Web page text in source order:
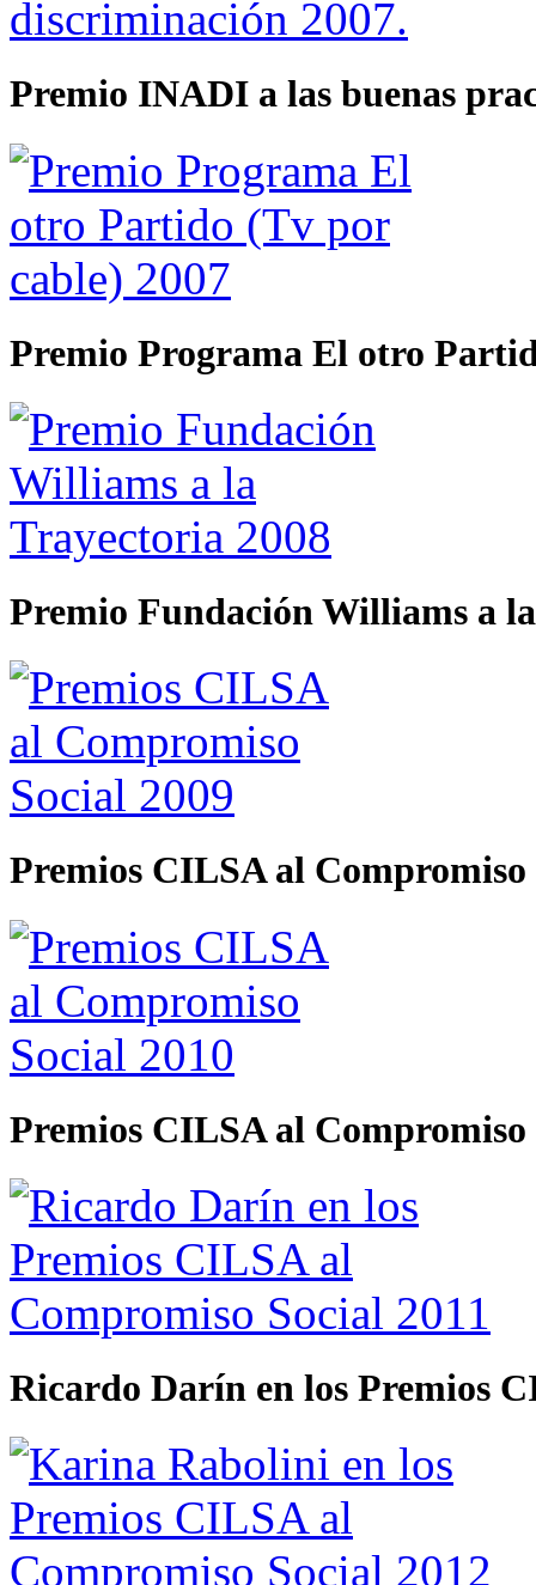
Premio INADI a las buenas
Premio Programa El otro
Premio Fundación Williams a
Premios CILSA al Compromiso
Premios CILSA al Compromiso
Ricardo Darín en los Premios